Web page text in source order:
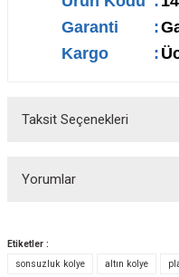
Garanti
:
Kargo
:
Taksit Seçenekleri
Yorumlar
Bu ürüne
Etiketler :
sonsuzluk kolye
altın kolye